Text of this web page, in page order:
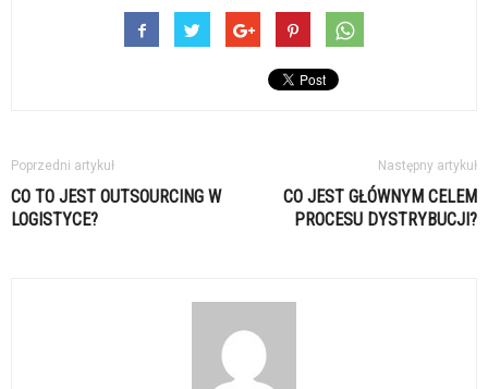
Poprzedni artykuł
CO TO JEST OUTSOURCING W
LOGISTYCE?
Następny artykuł
CO JEST GŁÓWNYM CELEM
PROCESU DYSTRYBUCJI?